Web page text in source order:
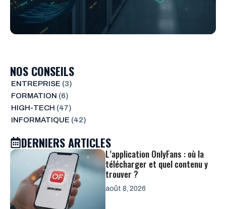
NOS CONSEILS
ENTREPRISE (3)
FORMATION (6)
HIGH-TECH (47)
INFORMATIQUE (42)
DERNIERS ARTICLES
L’application OnlyFans : où la
télécharger et quel contenu y
trouver ?
août 8, 2026